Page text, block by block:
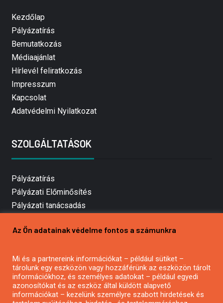
Kezdőlap
Pályázatírás
Bemutatkozás
Médiaajánlat
Hírlevél feliratkozás
Impresszum
Kapcsolat
Adatvédelmi Nyilatkozat
SZOLGÁLTATÁSOK
Pályázatírás
Pályázati Előminősítés
Pályázati tanácsadás
Mezőgazdasági pályázatírás
Pályázatírás civil szervezeteknek
Pályázatírás önkormányzatoknak
Pályázatfigyelés
Specifikus pályázatfigyelés vagy hírlevél
Az Ön adatainak védelme fontos a számunkra
Mi és a partnereink információkat – például sütiket –
tárolunk egy eszközön vagy hozzáférünk az eszközön tárolt
információkhoz, és személyes adatokat – például egyedi
azonosítókat és az eszköz által küldött alapvető
információkat – kezelünk személyre szabott hirdetések és